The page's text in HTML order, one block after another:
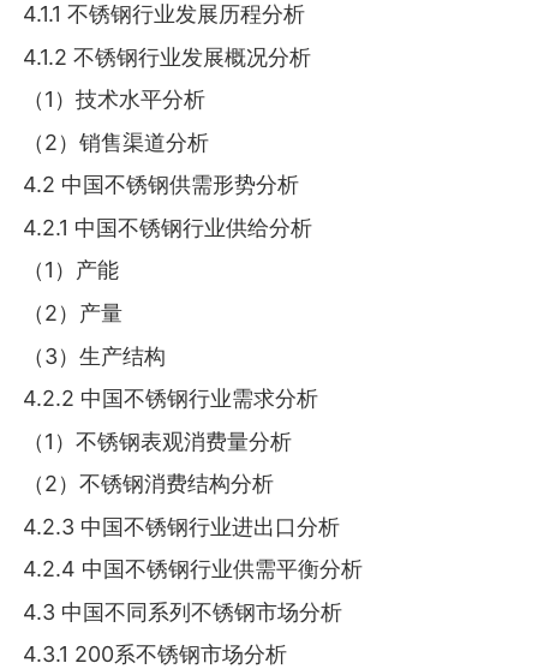
4.1.1 不锈钢行业发展历程分析
4.1.2 不锈钢行业发展概况分析
（1）技术水平分析
（2）销售渠道分析
4.2 中国不锈钢供需形势分析
4.2.1 中国不锈钢行业供给分析
（1）产能
（2）产量
（3）生产结构
4.2.2 中国不锈钢行业需求分析
（1）不锈钢表观消费量分析
（2）不锈钢消费结构分析
4.2.3 中国不锈钢行业进出口分析
4.2.4 中国不锈钢行业供需平衡分析
4.3 中国不同系列不锈钢市场分析
4.3.1 200系不锈钢市场分析